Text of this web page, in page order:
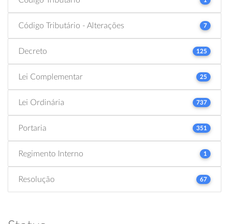
Código Tributário - Alterações 7
Decreto 125
Lei Complementar 25
Lei Ordinária 737
Portaria 351
Regimento Interno 1
Resolução 67